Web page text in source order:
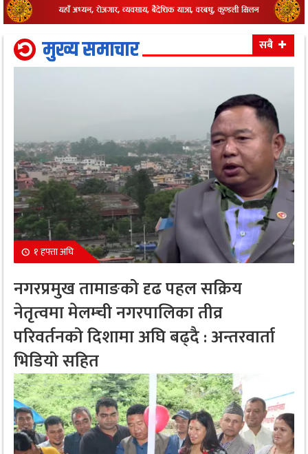
मुख्य समाचार सबै
१ हफ्ता अघि
नगरप्रमुख तामाङको दृढ पहल सक्रिय
नेतृत्वमा मेलम्ची नगरपालिका तीव्र
परिवर्तनको दिशामा अघि बढ्दै : अन्तरवार्ता
भिडियो सहित